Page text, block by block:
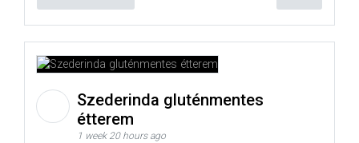
Szederinda gluténmentes
étterem
1 week 20 hours ago